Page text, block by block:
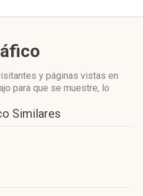
y páginas vistas en
para que se muestre, lo
Similares